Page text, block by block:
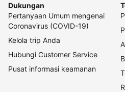
Dukungan
Pertanyaan Umum mengenai
Coronavirus (COVID-19)
Kelola trip Anda
Hubungi Customer Service
Pusat informasi keamanan